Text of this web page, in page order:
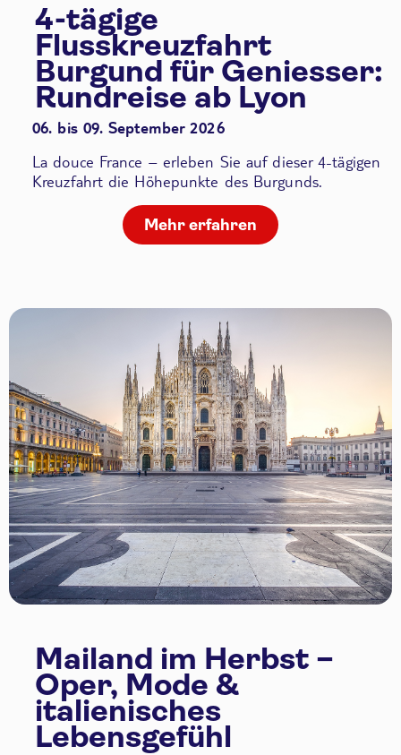
4-tägige
Flusskreuzfahrt
Burgund für Geniesser:
Rundreise ab Lyon
06. bis 09. September 2026
La douce France – erleben Sie auf dieser 4-tägigen
Kreuzfahrt die Höhepunkte des Burgunds.
Mehr erfahren
Mailand im Herbst –
Oper, Mode &
italienisches
Lebensgefühl